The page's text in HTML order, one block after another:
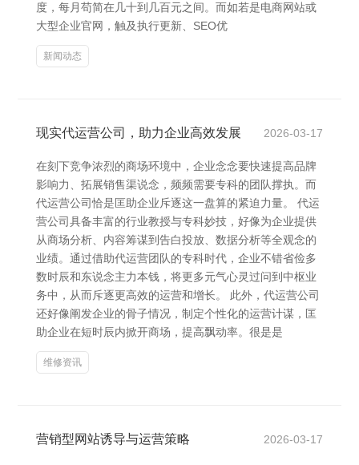
度，每月苟简在几十到几百元之间。而如若是电商网站或
大型企业官网，触及执行更新、SEO优
新闻动态
现实代运营公司，助力企业高效发展 2026-03-17
在刻下竞争浓烈的商场环境中，企业念念要快速提高品牌
影响力、拓展销售渠说念，频频需要专科的团队撑执。而
代运营公司恰是匡助企业斥逐这一盘算的紧迫力量。 代运
营公司具备丰富的行业教授与专科妙技，好像为企业提供
从商场分析、内容筹谋到告白投放、数据分析等全观念的
业绩。通过借助代运营团队的专科时代，企业不错省俭多
数时辰和东说念主力本钱，将更多元气心灵过问到中枢业
务中，从而斥逐更高效的运营和增长。 此外，代运营公司
还好像阐发企业的骨子情况，制定个性化的运营计谋，匡
助企业在短时辰内掀开商场，提高飘动率。很是是
维修资讯
营销型网站诱导与运营策略 2026-03-17